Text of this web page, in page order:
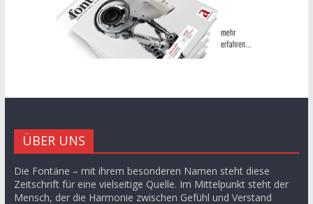
ÜBER UNS
Die Fontäne – mit ihrem besonderen Namen steht diese
Zeitschrift für eine vielseitige Quelle. Im Mittelpunkt steht der
Mensch, der die Harmonie zwischen Gefühl und Verstand